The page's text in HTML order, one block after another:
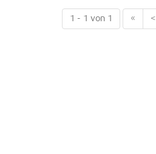
1 - 1 von 1 « <